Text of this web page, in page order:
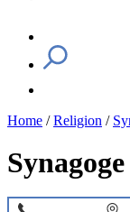
Home /Religion /